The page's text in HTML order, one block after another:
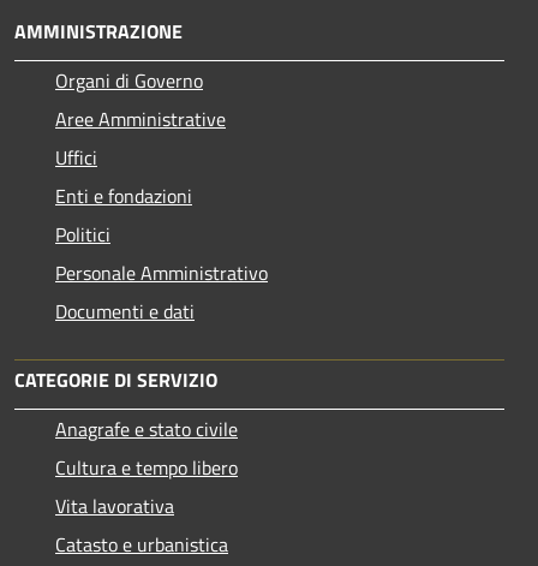
AMMINISTRAZIONE
Organi di Governo
Aree Amministrative
Uffici
Enti e fondazioni
Politici
Personale Amministrativo
Documenti e dati
CATEGORIE DI SERVIZIO
Anagrafe e stato civile
Cultura e tempo libero
Vita lavorativa
Catasto e urbanistica